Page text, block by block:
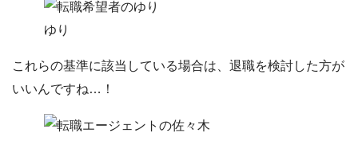
ゆり
これらの基準に該当している場合は、退職を検討した方が
いいんですね…！